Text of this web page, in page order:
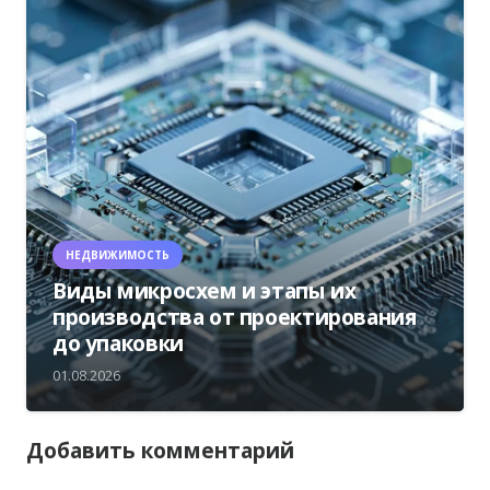
НЕДВИЖИМОСТЬ
Виды микросхем и этапы их
производства от проектирования
до упаковки
01.08.2026
Добавить комментарий